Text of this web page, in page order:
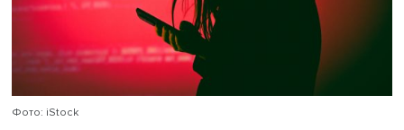
которых пытается создать правдоподобный дипфейк:
персонализирует общение с жертвой и генерирует
не вызывающие подозрения у ее знакомых.
Например, подруга женщины, любящей путешествовать,
видимо, случались и ранее, поэтому она не подумала,